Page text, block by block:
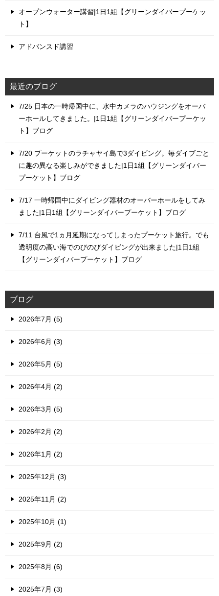
オープンウォーター講習|1日1組【グリーンダイバープーケッ
ト】
アドバンスド講習
最近のブログ
7/25 日本の一時帰国中に、水中カメラのハウジングをオーバ
ーホールしてきました。|1日1組【グリーンダイバープーケッ
ト】ブログ
7/20 プーケットのラチャヤイ島で3ダイビング。毎ダイブごと
に趣の異なる楽しみができました|1日1組【グリーンダイバー
プーケット】ブログ
7/17 一時帰国中にダイビング器材のオーバーホールをしてみ
ました|1日1組【グリーンダイバープーケット】ブログ
7/11 台風で1ヵ月延期になってしまったプーケット旅行。でも
透明度の高い海でのびのびダイビングが出来ました|1日1組
【グリーンダイバープーケット】ブログ
ブログ
2026年7月 (5)
2026年6月 (3)
2026年5月 (5)
2026年4月 (2)
2026年3月 (5)
2026年2月 (2)
2026年1月 (2)
2025年12月 (3)
2025年11月 (2)
2025年10月 (1)
2025年9月 (2)
2025年8月 (6)
2025年7月 (3)